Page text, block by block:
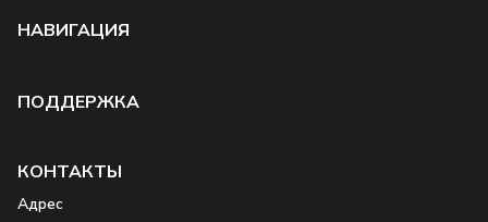
НAВИГАЦИЯ
ПОДДЕРЖКА
КОНТАКТЫ
Aдрес